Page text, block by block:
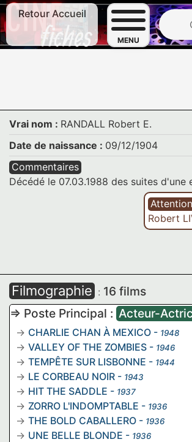
Retour Accueil
MENU
Vrai nom : RANDALL Robert E.
Date de naissance : 09/12/1904
Commentaires
Décédé le 07.03.1988 des suites d'une
Robert
Filmographie : 16 films
=> Poste Principal : Acteur-
CHARLIE CHAN À MEXICO - 1948
VALLEY OF THE ZOMBIES - 1946
TEMPÊTE SUR LISBONNE - 1944
LE CORBEAU NOIR - 1943
HIT THE SADDLE - 1937
ZORRO L'INDOMPTABLE - 1936
THE BOLD CABALLERO - 1936
UNE BELLE BLONDE - 1936